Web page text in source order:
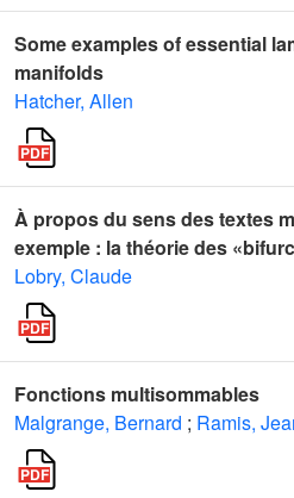
Some examples of essential
manifolds
Hatcher, Allen
À propos du sens des textes
exemple : la théorie des
Lobry, Claude
Fonctions multisommables
Malgrange, Bernard ; Ramis,